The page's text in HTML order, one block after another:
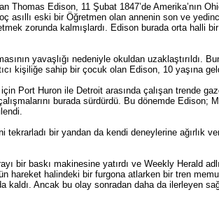
Thomas Edison, 11 Şubat 1847’de Amerika’nın
asıllı eski bir Öğretmen olan annenin son ve
zorunda kalmışlardı. Edison burada orta halli
yavaşlığı nedeniyle okuldan uzaklaştırıldı.
kişiliğe sahip bir çocuk olan Edison, 10 yaşına
Port Huron ile Detroit arasında çalışan trende
burada sürdürdü. Bu dönemde Edison;
tekrarladı bir yandan da kendi deneylerine ağırlık
bir baskı makinesine yatırdı ve Weekly Herald
hareket halindeki bir furgona atlarken bir tren
kaldı. Ancak bu olay sonradan daha da ilerleyen